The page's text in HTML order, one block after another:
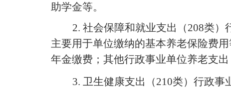
助学金等。
2. 社会保障和就业支出（208类）
主要用于单位缴纳的基本养老保险费
年金缴费；其他行政事业单位养老支出
3. 卫生健康支出（210类）行政事